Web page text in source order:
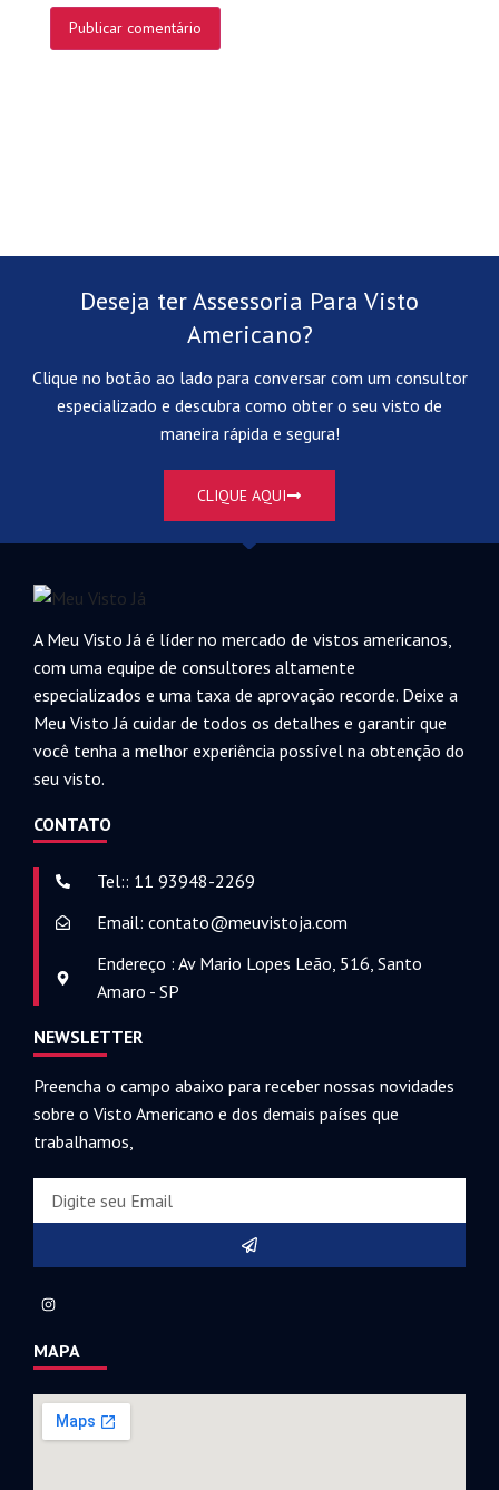
Deseja ter Assessoria Para Visto
Americano?
Clique no botão ao lado para conversar com um consultor
especializado e descubra como obter o seu visto de
maneira rápida e segura!
CLIQUE AQUI
A Meu Visto Já é líder no mercado de vistos americanos,
com uma equipe de consultores altamente
especializados e uma taxa de aprovação recorde. Deixe a
Meu Visto Já cuidar de todos os detalhes e garantir que
você tenha a melhor experiência possível na obtenção do
seu visto.
CONTATO
Tel:: 11 93948-2269
Email: contato@meuvistoja.com
Endereço : Av Mario Lopes Leão, 516, Santo
Amaro - SP
NEWSLETTER
Preencha o campo abaixo para receber nossas novidades
sobre o Visto Americano e dos demais países que
trabalhamos,
MAPA